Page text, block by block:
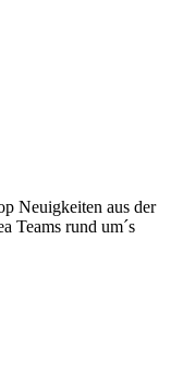
Neuigkeiten aus der
Teams rund um´s